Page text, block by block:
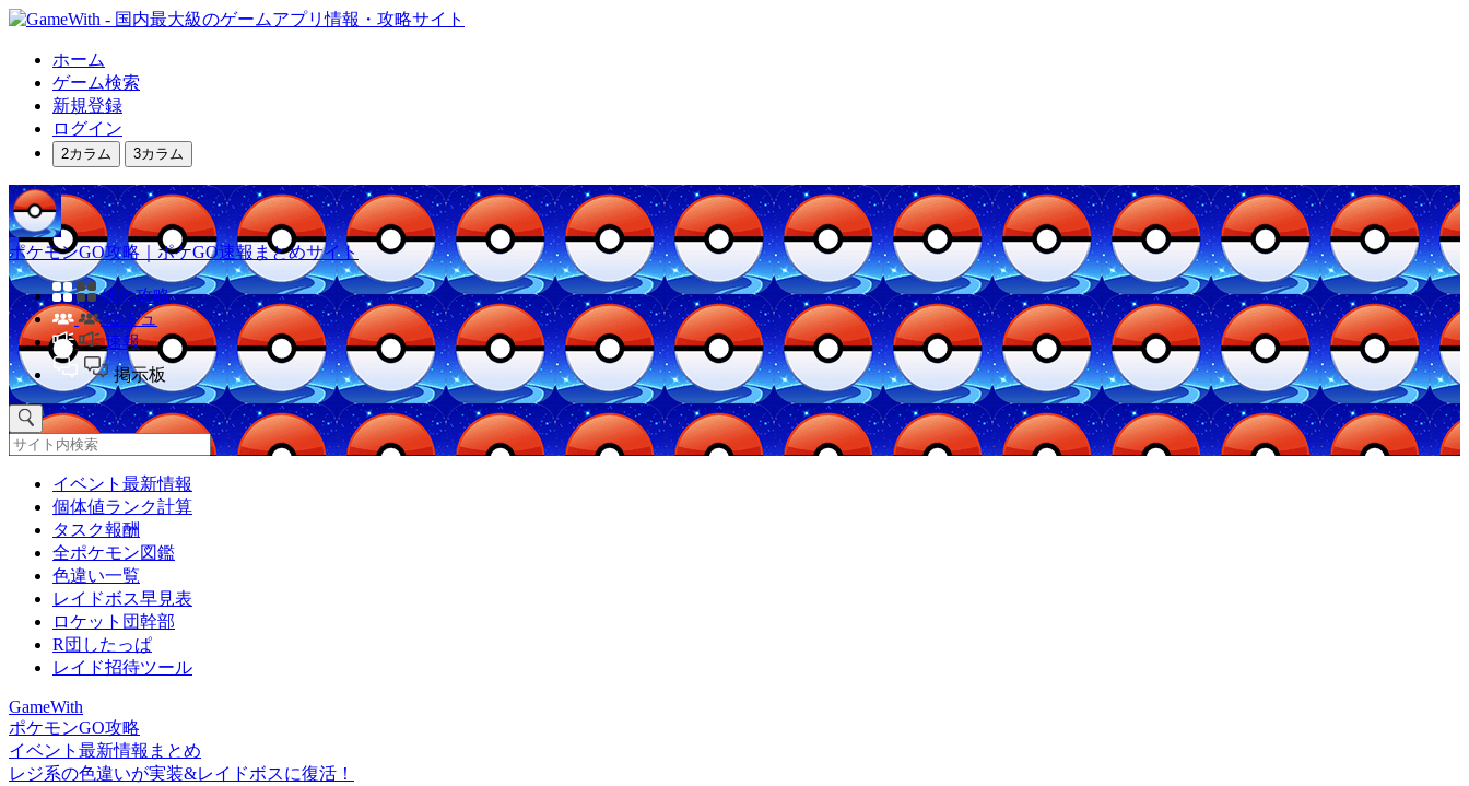
ホーム
ゲーム検索
新規登録
ログイン
2カラム 3カラム
ポケモンGO攻略｜ポケGO速報まとめサイト
他の攻略
コミュ
速報
掲示板
イベント最新情報
個体値ランク計算
タスク報酬
全ポケモン図鑑
色違い一覧
レイドボス早見表
ロケット団幹部
R団したっぱ
レイド招待ツール
GameWith
ポケモンGO攻略
イベント最新情報まとめ
レジ系の色違いが実装&レイドボスに復活！